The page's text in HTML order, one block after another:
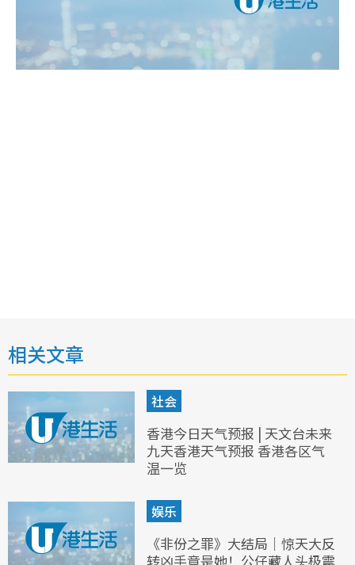
相关文章
社会
香港今日天气预报 | 天文台未来
九天香港天气预报 香港各区气
温一览
娱乐
《非份之罪》大结局｜惊天大反
转凶手竟是她！公仔藏人头极震